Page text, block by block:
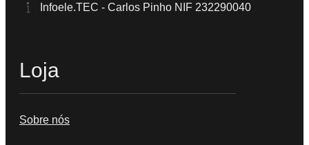
Infoele.TEC - Carlos Pinho NIF 232290040
Loja
Sobre nós